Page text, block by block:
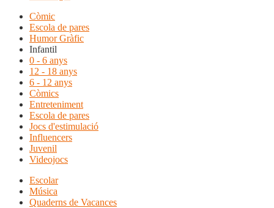
Còmic
Escola de pares
Humor Gràfic
Infantil
0 - 6 anys
12 - 18 anys
6 - 12 anys
Còmics
Entreteniment
Escola de pares
Jocs d'estimulació
Influencers
Juvenil
Videojocs
Escolar
Música
Quaderns de Vacances